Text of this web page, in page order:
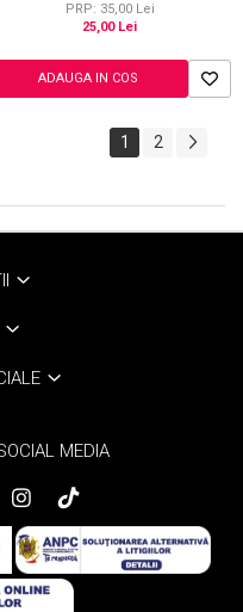
PRP: 35,00 Lei
25,00 Lei
ADAUGA IN COS
1 2
MEDIA